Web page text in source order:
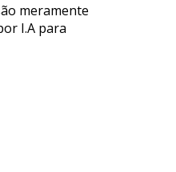
meramente
I.A para